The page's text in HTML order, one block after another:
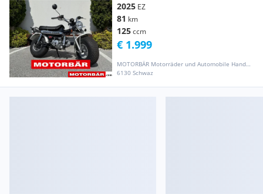
2025 EZ
81 km
125ccm
MOTORBÄR Motorräder und Automobile Handelsgesellschaft m.b.H.
6130 Schwaz
€ 1.999